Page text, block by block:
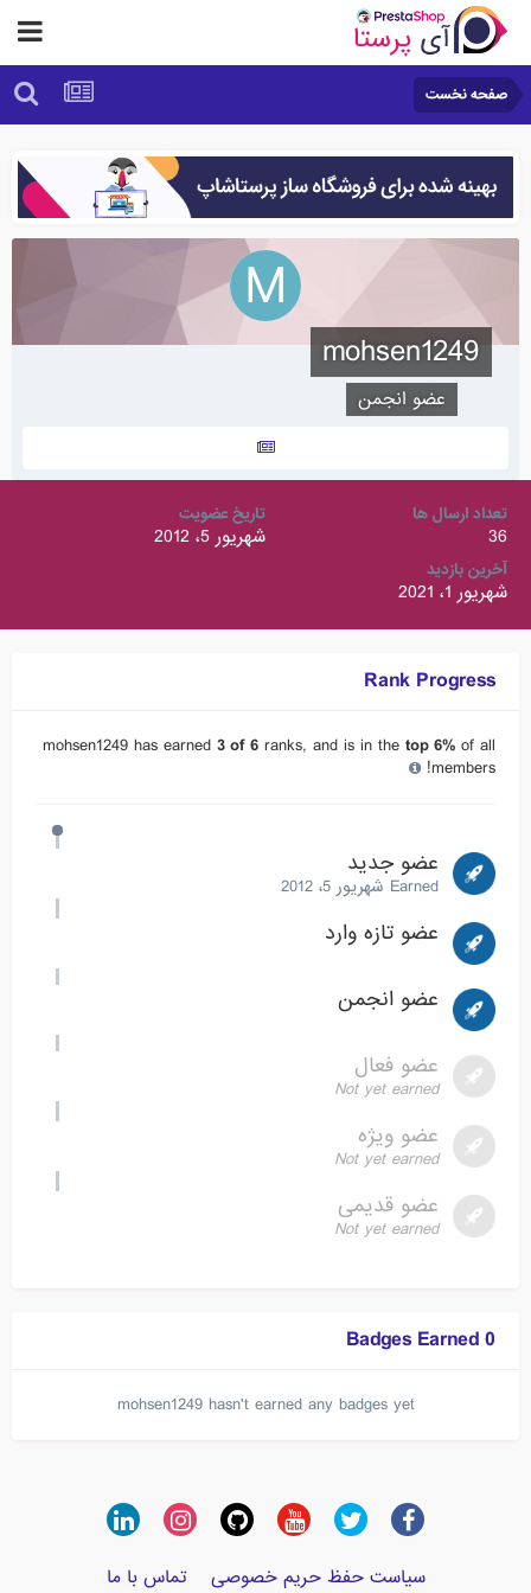
صفحه نخست
mohsen1249
عضو انجمن
تعداد ارسال ها
36
تاریخ عضویت
شهریور 5، 2012
آخرین بازدید
شهریور 1، 2021
Rank Progress
mohsen1249 has earned 3 of 6 ranks, and is in the top 6% of all
members!
عضو جدید
Earned شهریور 5، 2012
عضو تازه وارد
عضو انجمن
عضو فعال
Not yet earned
عضو ویژه
Not yet earned
عضو قدیمی
Not yet earned
0 Badges Earned
mohsen1249 hasn't earned any badges yet
سیاست حفظ حریم خصوصی تماس با ما